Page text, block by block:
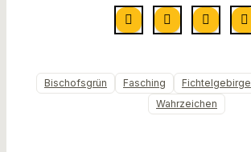
Bischofsgrün Fasching Fichtelgebirge
Wahrzeichen